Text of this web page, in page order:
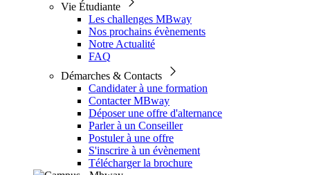
Vie Étudiante
Les challenges MBway
Nos prochains évènements
Notre Actualité
FAQ
Démarches & Contacts
Candidater à une formation
Contacter MBway
Déposer une offre d'alternance
Parler à un Conseiller
Postuler à une offre
S'inscrire à un évènement
Télécharger la brochure